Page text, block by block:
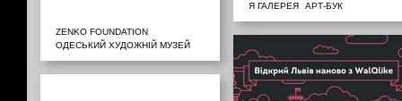
Я ГАЛЕРЕЯ АРТ-БУК
ZENKO FOUNDATION
ОДЕСЬКИЙ ХУДОЖНІЙ МУЗЕЙ